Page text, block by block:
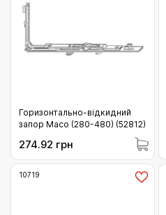
Горизонтально-відкидний
запор Масо (280-480) (52812)
274.92 грн
10719